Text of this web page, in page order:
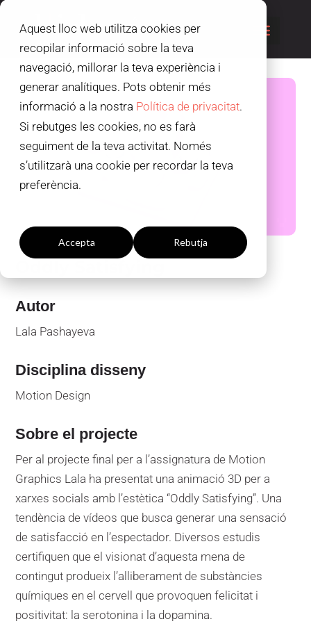
Aquest lloc web utilitza cookies per
recopilar informació sobre la teva
navegació, millorar la teva experiència i
generar analítiques. Pots obtenir més
informació a la nostra Política de privacitat.
Si rebutges les cookies, no es farà
seguiment de la teva activitat. Només
s’utilitzarà una cookie per recordar la teva
preferència.
Accepta Rebutja
Autor
Lala Pashayeva
Disciplina disseny
Motion Design
Sobre el projecte
Per al projecte final per a l’assignatura de Motion
Graphics Lala ha presentat una animació 3D per a
xarxes socials amb l’estètica “Oddly Satisfying”. Una
tendència de vídeos que busca generar una sensació
de satisfacció en l’espectador. Diversos estudis
certifiquen que el visionat d’aquesta mena de
contingut produeix l’alliberament de substàncies
químiques en el cervell que provoquen felicitat i
positivitat: la serotonina i la dopamina.